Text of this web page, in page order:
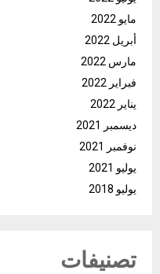
مايو 2022
أبريل 2022
مارس 2022
فبراير 2022
يناير 2022
ديسمبر 2021
نوفمبر 2021
يوليو 2021
يوليو 2018
تصنيفات